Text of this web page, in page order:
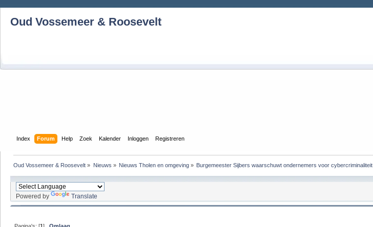
Oud Vossemeer & Roosevelt
Index Forum Help Zoek Kalender Inloggen Registreren
Oud Vossemeer & Roosevelt » Nieuws » Nieuws Tholen en omgeving» Burgemeester Sijbers waarschuwt ondernemers voor cybercriminaliteit
Powered by Translate
Pagina's: [1]Omlaag